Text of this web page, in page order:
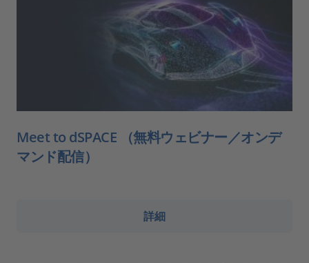
Meet to dSPACE （無料ウェビナー／オンデ
マンド配信）
詳細